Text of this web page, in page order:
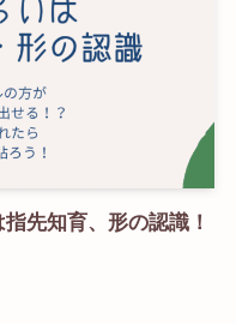
先知育、形の認識！